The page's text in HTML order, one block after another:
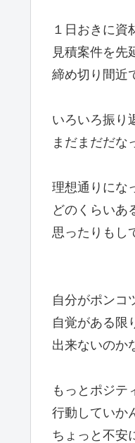
１日おきに資
見積案件を先
締め切り間近
いろいろ振り
まだまだだな
理想通りにな
どのくらいあ
思ったりもし
自分がポンコ
自覚がある限
出来ないのか
もっとポジテ
行動していか
ちょっと不安